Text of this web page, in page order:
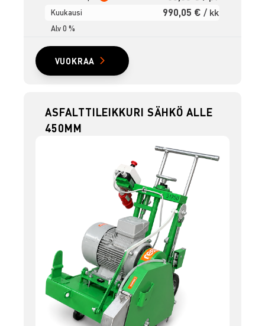
Kuukausi 990,05 € / kk
Alv 0 %
VUOKRAA
ASFALTTILEIKKURI SÄHKÖ ALLE
450MM